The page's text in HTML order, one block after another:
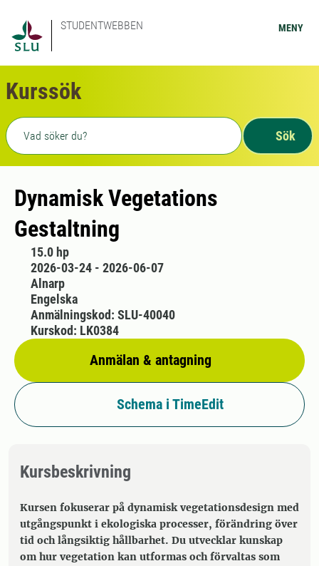
STUDENTWEBBEN MENY
Kurssök
Fritext sökning
Sök
Dynamisk Vegetations
Gestaltning
15.0 hp
2026-03-24 - 2026-06-07
Alnarp
Engelska
Anmälan & antagning
Anmälningskod: SLU-40040
Kurskod: LK0384
Schema i TimeEdit
Kursbeskrivning
Kursen fokuserar på dynamisk vegetationsdesign med
utgångspunkt i ekologiska processer, förändring över
tid och långsiktig hållbarhet. Du utvecklar kunskap
om hur vegetation kan utformas och förvaltas som